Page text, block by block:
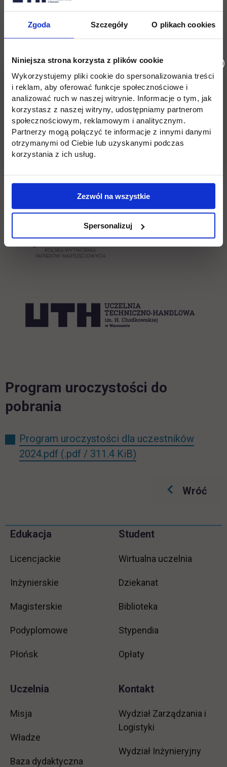
Zgoda Szczegóły O plikach cookies
Niniejsza strona korzysta z plików cookie
Wykorzystujemy pliki cookie do spersonalizowania treści
i reklam, aby oferować funkcje społecznościowe i
analizować ruch w naszej witrynie. Informacje o tym, jak
korzystasz z naszej witryny, udostępniamy partnerom
społecznościowym, reklamowym i analitycznym.
Partnerzy mogą połączyć te informacje z innymi danymi
otrzymanymi od Ciebie lub uzyskanymi podczas
korzystania z ich usług.
Zezwól na wszystkie
Spersonalizuj
kryminalistyki i kryminologii, kierownik
Katedry Prawa Karnego Akademii
Leona Koźmińskiego w Warszawie,
członek Rady Naukowej PTK
Zakończenie uroczystości
Serdecznie zapraszamy!
link otwiera się w
Program uroczystości do
pobrania
Program uroczystości dla uczestników
2024.pdf (.pdf / 311.4 KiB)
Wróć
Pomiń
Informacje w stopce
Edukacja
Licencjackie
Inżynierskie
Magisterskie
Podyplomowe
Płońsk
Student
Wirtualna uczelnia
Dziekanat
Biblioteka
Stypendia
Opłaty
Uczelnia
Misja
Władze
Baza dydaktyczna
Kontakt
Wydział Zarządzania i
Logistyki
Wydział Inżynieryjny